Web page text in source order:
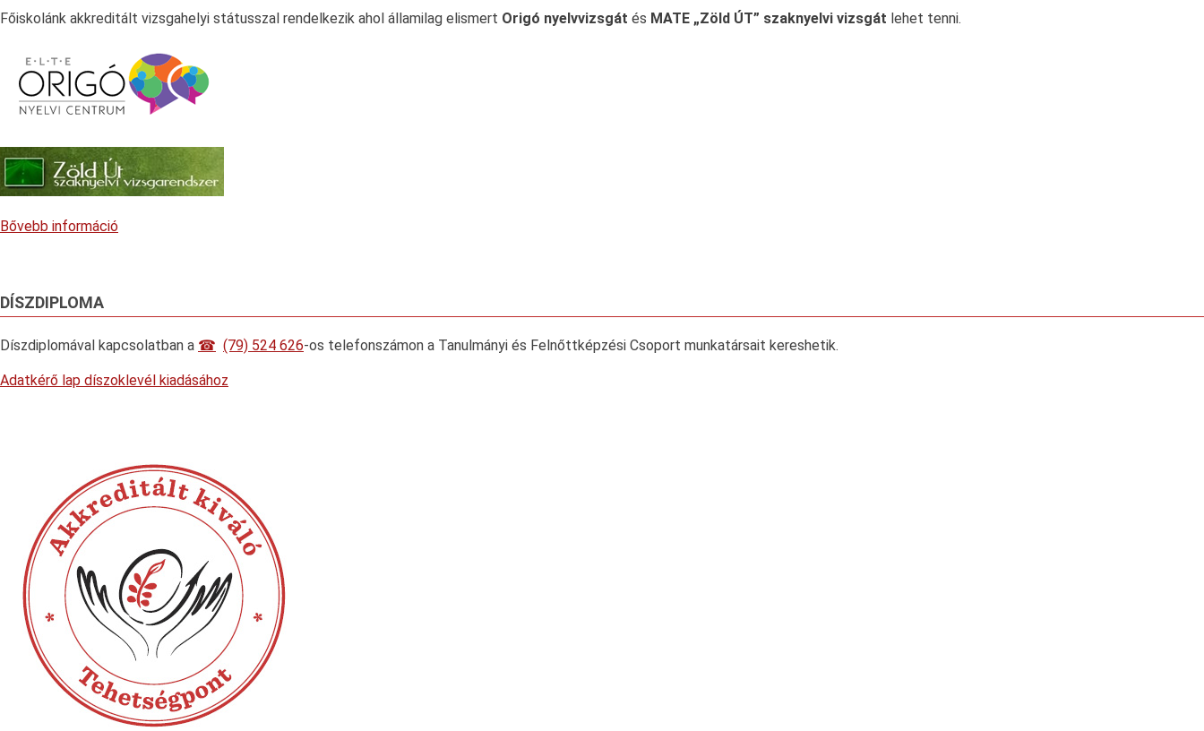
Főiskolánk akkreditált vizsgahelyi státusszal rendelkezik ahol államilag elismert Origó nyelvvizsgát és MATE „Zöld ÚT” szaknyelvi vizsgát lehet tenni.
Bővebb információ
DÍSZDIPLOMA
Díszdiplomával kapcsolatban a (79) 524 626-os telefonszámon a Tanulmányi és Felnőttképzési Csoport munkatársait kereshetik.
Adatkérő lap díszoklevél kiadásához